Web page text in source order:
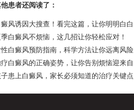
患者还阅读了：
癜风诱因大搜查！看完这篇，让你明明白白
季白癜风不烦恼，这几招让你轻松应对！
白癜风预防指南，科学方法让你远离风险
白癜风的正确姿势，让你告别烦恼迎来自
患上白癜风，家长必须知道的治疗关键点